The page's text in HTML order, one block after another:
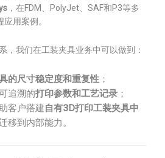
，在FDM、PolyJet、SAF和P3等多
用案例。
，我们在工装夹具业务中可以做到：
的尺寸稳定度和重复性 ；
追溯的打印参数和工艺记录 ；
客户搭建自有3D打印工装夹具中
移到内部能力。